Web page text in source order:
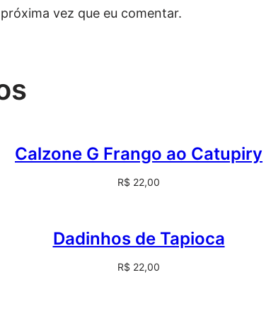
vez que eu comentar.
Calzone G Frango ao Catupiry
R$ 22,00
Dadinhos de Tapioca
R$ 22,00